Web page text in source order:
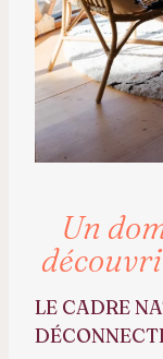
Un
LE CADRE